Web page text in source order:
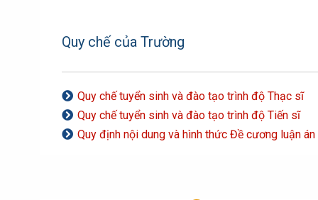
Quy chế của Trường
Quy chế tuyển sinh và đào tạo trình độ Thạc sĩ
Quy chế tuyển sinh và đào tạo trình độ Tiến sĩ
Quy định nội dung và hình thức Đề cương luận